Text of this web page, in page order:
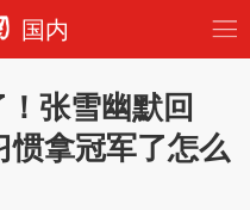
国内
张雪幽默回
惯拿冠军了怎么